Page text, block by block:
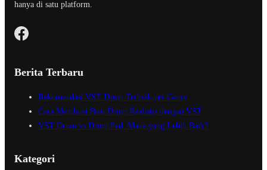
hanya di satu platform.
Berita Terbaru
Rekomendasi VST Drum Terbaik per Genre
Cara Membuat Beat Drum Realistis dengan VST
VST Drum vs Drum Pad: Mana yang Lebih Baik?
Kategori